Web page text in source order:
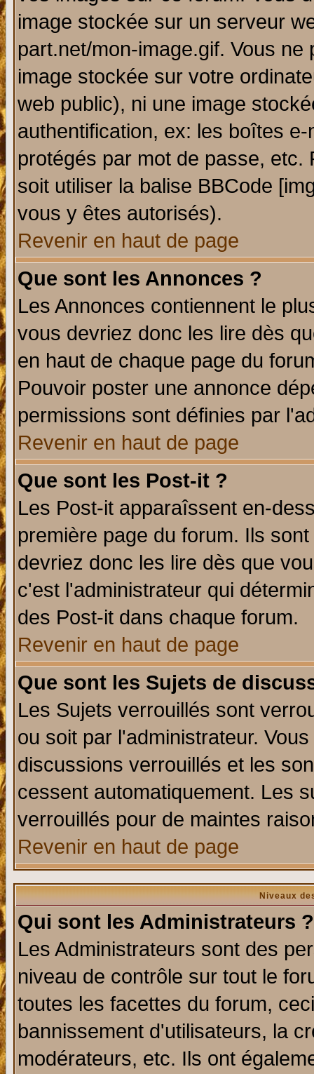
image stockée sur un serveur
part.net/mon-image.gif. Vous
image stockée sur votre
web public), ni une image
authentification, ex: les boîtes
protégés par mot de passe,
soit utiliser la balise BBCode
vous y êtes autorisés).
Revenir en haut de page
Que sont les Annonces ?
Les Annonces contiennent le
vous devriez donc les lire dès
en haut de chaque page du
Pouvoir poster une annonce
permissions sont définies par
Revenir en haut de page
Que sont les Post-it ?
Les Post-it apparaîssent en-
première page du forum. Ils
devriez donc les lire dès que
c'est l'administrateur qui
des Post-it dans chaque forum.
Revenir en haut de page
Que sont les Sujets de
Les Sujets verrouillés sont
ou soit par l'administrateur.
discussions verrouillés et les
cessent automatiquement. Les
verrouillés pour de maintes
Revenir en haut de page
Niveaux
Qui sont les Administrateurs ?
Les Administrateurs sont des
niveau de contrôle sur tout le
toutes les facettes du forum,
bannissement d'utilisateurs, la
modérateurs, etc. Ils ont